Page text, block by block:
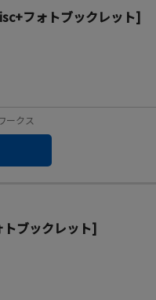
フォトブックレット]
ークス
ブックレット]